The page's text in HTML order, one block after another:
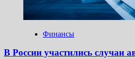
Финансы
В России участились случаи